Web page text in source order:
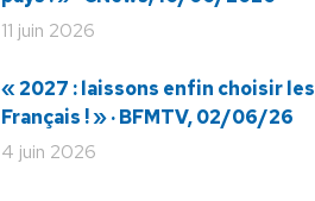
11 juin 2026
« 2027 : laissons enfin choisir les
Français ! » · BFMTV, 02/06/26
4 juin 2026